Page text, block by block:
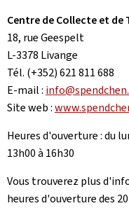
Centre de Collecte et de
18, rue Geespelt
L-3378 Livange
Tél. (+352) 621 811 688
E-mail :
Site web :
Heures d'ouverture : du
13h00 à 16h30
Vous trouverez plus
heures d'ouverture des